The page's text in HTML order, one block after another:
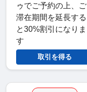
ゥでご予約の上、ご
滞在期間を延長する
と30%割引になりま
す
取引を得る